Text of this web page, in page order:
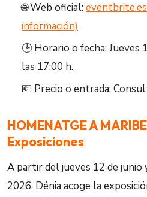
🌐 Web oficial:
información)
🕒 Horario o fecha: Jueves
las 17:00 h.
💶 Precio o entrada:
HOMENATGE A
Exposiciones
A partir del jueves 12 de junio
2026, Dénia acoge la